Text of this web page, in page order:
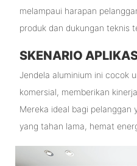
melampaui harapan
produk dan dukungan teknis
SKENARIO
Jendela aluminium ini cocok
komersial, memberikan
Mereka ideal bagi pelanggan
yang tahan lama, hemat